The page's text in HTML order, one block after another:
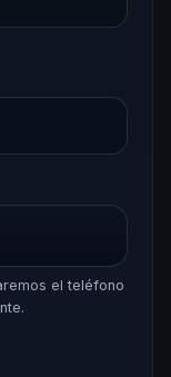
el teléfono